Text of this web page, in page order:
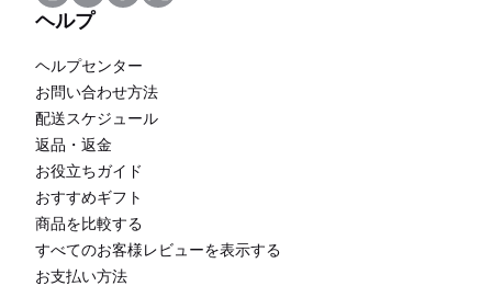
ヘルプ
ヘルプセンター
お問い合わせ方法
配送スケジュール
返品・返金
お役立ちガイド
おすすめギフト
商品を比較する
すべてのお客様レビューを表示する
お支払い方法